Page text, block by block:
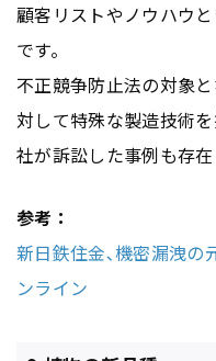
顧客リストやノウハウ
です。
不正競争防止法の対象
対して特殊な製造技術
社が訴訟した事例も存在
参考：
新日鉄住金､機密漏洩の
ンライン